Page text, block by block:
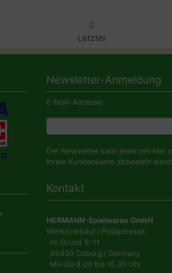
Letzter
Newsletter-Anmeldung
E-Mail-Adresse:
Der Newsletter kann jederzeit hier
Ihrem Kundenkonto abbestellt
Kontakt
HERMANN-Spielwaren GmbH
Werksverkauf / Postadresse:
Im Grund 9-11
96450 Coburg / Germany
Mo-Do 8.00 bis 16.30 Uhr